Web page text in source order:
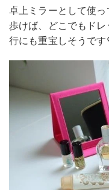
卓上ミラーとして使
歩けば、どこでもド
行にも重宝しそうで